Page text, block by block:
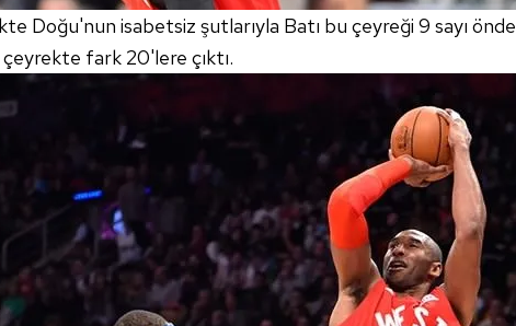
Doğu'nun isabetsiz şutlarıyla Batı bu çeyreği 9 sayı önde
fark 20'lere çıktı.